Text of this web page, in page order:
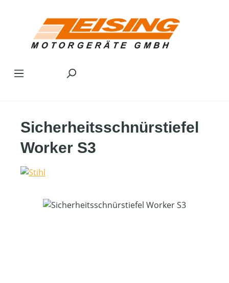
Sicherheitsschnürstiefel
Worker S3
Bildergalerie überspringen